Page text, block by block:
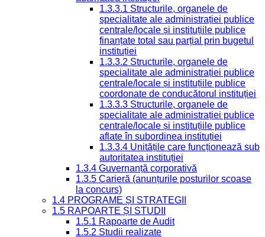
1.3.3.1 Structurile, organele de
specialitate ale administrației publice
centrale/locale și instituțiile publice
finanțate total sau parțial prin bugetul
instituției
1.3.3.2 Structurile, organele de
specialitate ale administrației publice
centrale/locale și instituțiile publice
coordonate de conducătorul instituției
1.3.3.3 Structurile, organele de
specialitate ale administrației publice
centrale/locale și instituțiile publice
aflate în subordinea instituției
1.3.3.4 Unitățile care funcționează sub
autoritatea instituției
1.3.4 Guvernanță corporativă
1.3.5 Carieră (anunțurile posturilor scoase
la concurs)
1.4 PROGRAME ȘI STRATEGII
1.5 RAPOARTE ȘI STUDII
1.5.1 Rapoarte de Audit
1.5.2 Studii realizate